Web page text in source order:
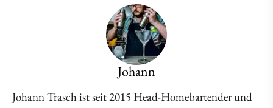
Johann
Johann Trasch ist seit 2015 Head-Homebartender und